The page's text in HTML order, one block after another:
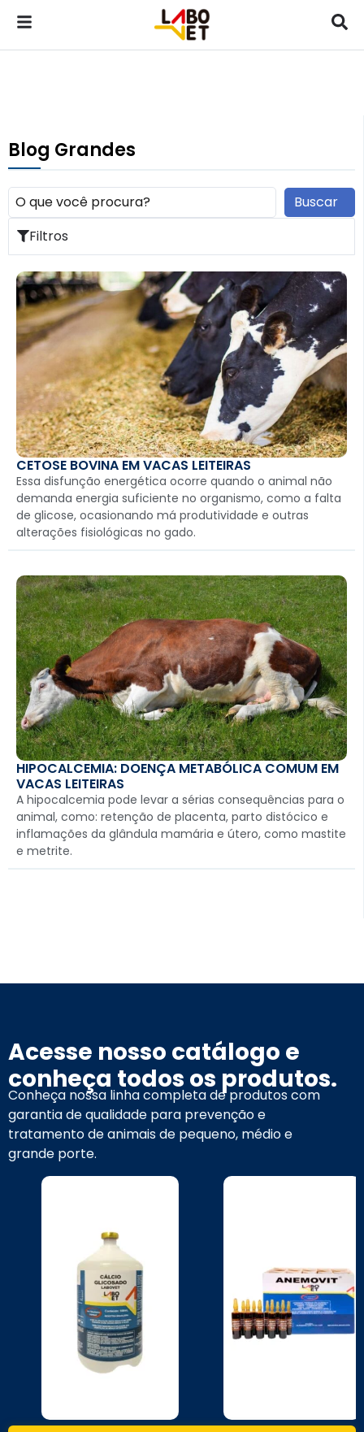
Blog Grandes
Buscar
Filtros
CETOSE BOVINA EM VACAS LEITEIRAS
Essa disfunção energética ocorre quando o animal não
demanda energia suficiente no organismo, como a falta
de glicose, ocasionando má produtividade e outras
alterações fisiológicas no gado.
HIPOCALCEMIA: DOENÇA METABÓLICA COMUM EM
VACAS LEITEIRAS
A hipocalcemia pode levar a sérias consequências para o
animal, como: retenção de placenta, parto distócico e
inflamações da glândula mamária e útero, como mastite
e metrite.
Acesse nosso catálogo e
conheça todos os produtos.
Conheça nossa linha completa de produtos com
garantia de qualidade para prevenção e
tratamento de animais de pequeno, médio e
grande porte.